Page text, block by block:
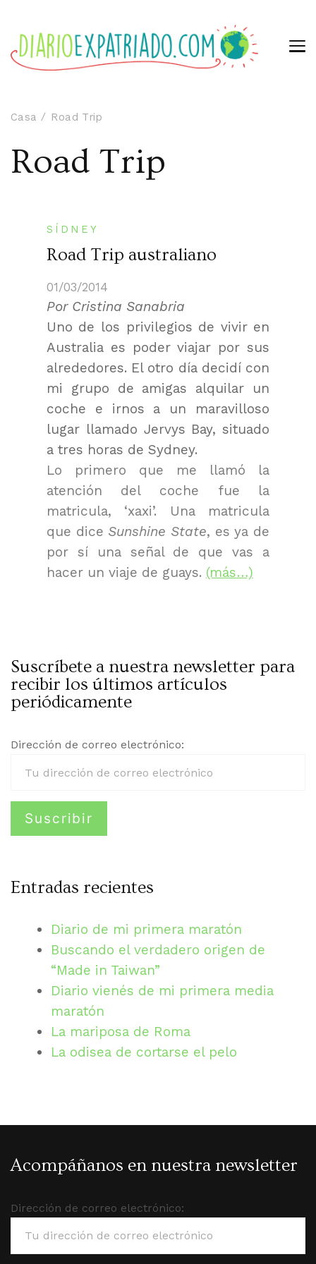
Casa Road Trip
Road Trip
SÍDNEY
Road Trip australiano
01/03/2014
Por Cristina Sanabria
Uno de los privilegios de vivir en
Australia es poder viajar por sus
alrededores. El otro día decidí con
mi grupo de amigas alquilar un
coche e irnos a un maravilloso
lugar llamado Jervys Bay, situado
a tres horas de Sydney.
Lo primero que me llamó la
atención del coche fue la
matricula, ‘xaxi’. Una matricula
que dice Sunshine State, es ya de
por sí una señal de que vas a
hacer un viaje de guays. (más…)
Suscríbete a nuestra newsletter para
recibir los últimos artículos
periódicamente
Dirección de correo electrónico:
Entradas recientes
Diario de mi primera maratón
Buscando el verdadero origen de
“Made in Taiwan”
Diario vienés de mi primera media
maratón
La mariposa de Roma
La odisea de cortarse el pelo
Acompáñanos en nuestra newsletter
Dirección de correo electrónico: